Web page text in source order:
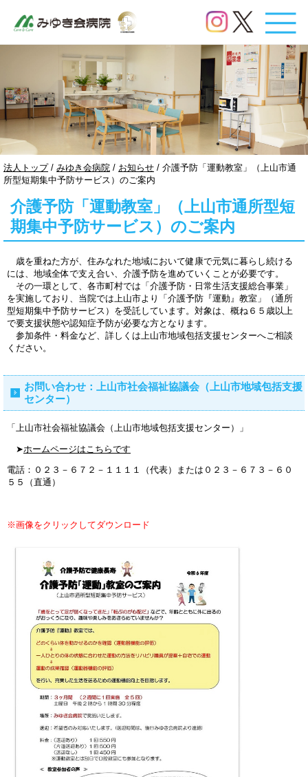
現
在
位
置：
法人トップ/ みゆき会病院 / お知らせ / 介護予防「運動教室」（上山市通
所型短期集中予防サービス）のご案内
介護予防「運動教室」（上山市通所型短
期集中予防サービス）のご案内
歳を重ねた方が、住みなれた地域において健康で元気に暮らし続ける
には、地域全体で支え合い、介護予防を進めていくことが必要です。
その一環として、各市町村では「介護予防・日常生活支援総合事業」
を実施しており、当院では上山市より「介護予防『運動』教室」（通所
型短期集中予防サービス）を受託しています。対象は、概ね６５歳以上
で要支援状態や認知症予防が必要な方となります。
参加条件・料金など、詳しくは上山市地域包括支援センターへご相談
ください。
お問い合わせ：上山市社会福祉協議会（上山市地域包括支援
センター）
「上山市社会福祉協議会（上山市地域包括支援センター）」
➤ホームページはこちらです
電話：０２３－６７２－１１１１（代表）または０２３－６７３－６０
５５（直通）
※画像をクリックしてダウンロード